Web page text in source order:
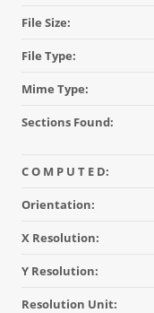
File Size:
File Type:
Mime Type:
Sections Found:
C O M P U T E D:
Orientation:
X Resolution:
Y Resolution:
Resolution Unit: